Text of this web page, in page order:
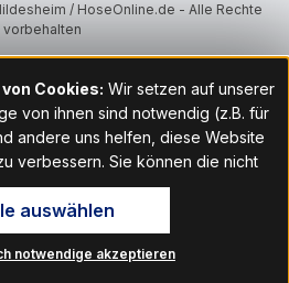
/ HoseOnline.de - Alle Rechte
vorbehalten
Cookies: Wir setzen auf unserer
von ihnen sind notwendig (z.B. für
andere uns helfen, diese Website
verbessern. Sie können die nicht
auf „OK“ akzeptieren oder per
akzeptieren" ablehnen. Den
finden Sie im Fußbereich
„Informationen“. Dort können Sie
notwendige akzeptieren
auswählen